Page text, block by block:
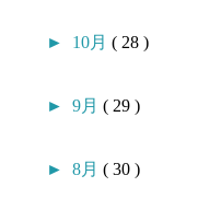
► 10月( 28 )
►9月( 29 )
►8月( 30 )